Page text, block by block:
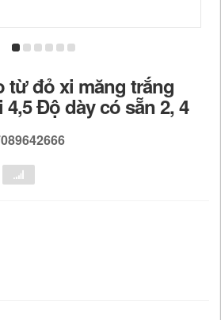
từ đỏ xi măng trắng
Độ dày có sẵn 2, 4